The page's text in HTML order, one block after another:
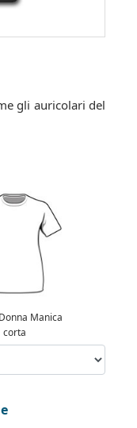
gli auricolari del
Manica
corta